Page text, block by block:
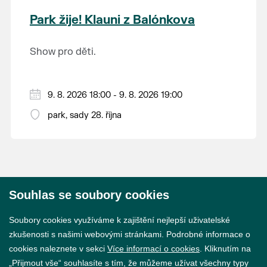
krajina na světě, která je zapsána na Seznam
světového přírodního a kulturního dědictví
Park žije! Klauni z Balónkova
Show pro děti.
9. 8. 2026 18:00 - 9. 8. 2026 19:00
park, sady 28. října
Souhlas se soubory cookies
Soubory cookies využíváme k zajištění nejlepší uživatelské
zkušenosti s našimi webovými stránkami. Podrobné informace o
cookies naleznete v sekci Více informací o cookies . Kliknutím na
„Přijmout vše“ souhlasíte s tím, že můžeme užívat všechny typy